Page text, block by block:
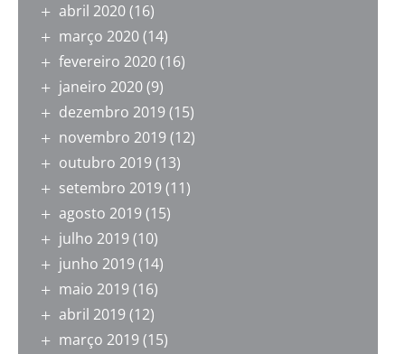
abril 2020(16)
março 2020(14)
fevereiro 2020(16)
janeiro 2020(9)
dezembro 2019(15)
novembro 2019(12)
outubro 2019(13)
setembro 2019(11)
agosto 2019(15)
julho 2019(10)
junho 2019(14)
maio 2019(16)
abril 2019(12)
março 2019(15)